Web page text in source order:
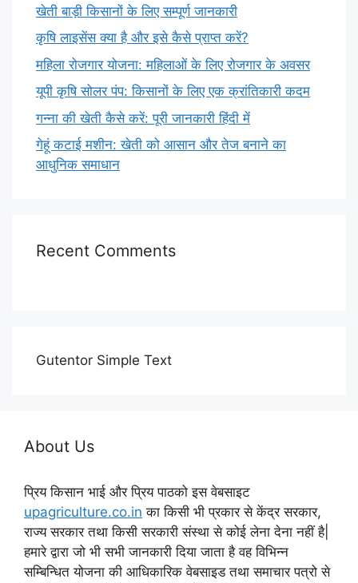
खेती बाड़ी किसानों के लिए सम्पूर्ण जानकारी
कृषि लाइसेंस क्या है और इसे कैसे प्राप्त करें?
महिला रोजगार योजना: महिलाओं के लिए रोजगार के अवसर
यूपी कृषि सोलर पंप: किसानों के लिए एक क्रांतिकारी कदम
गन्ना की खेती कैसे करें: पूरी जानकारी हिंदी में
गेहूं कटाई मशीन: खेती को आसान और तेज बनाने का
आधुनिक समाधान
Recent Comments
Gutentor Simple Text
About Us
प्रिय किसान भाई और प्रिय पाठको इस वेबसाइट
upagriculture.co.in का किसी भी प्रकार से केंद्र सरकार,
राज्य सरकार तथा किसी सरकारी संस्था से कोई लेना देना नहीं है|
हमारे द्वारा जो भी सभी जानकारी दिया जाता है वह विभिन्न
सम्बिन्धित योजना की आधिकारिक वेबसाइड तथा समाचार पत्रो से